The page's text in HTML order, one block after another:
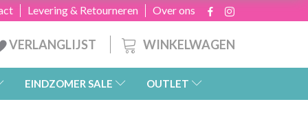
Over ons
Levering & Retourneren
WINKELWAGEN
VERLANGLIJST
EINDZOMER SALE OUTLET